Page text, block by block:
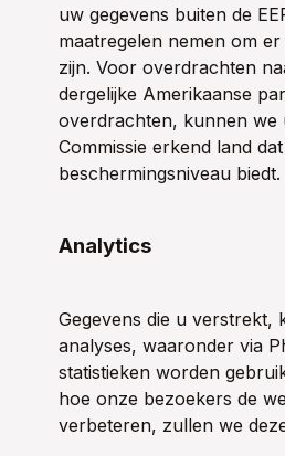
uw gegevens buiten de
maatregelen nemen om
zijn. Voor overdrachten
dergelijke Amerikaanse
overdrachten, kunnen we
Commissie erkend land
beschermingsniveau biedt.
Analytics
Gegevens die u verstrekt,
analyses, waaronder via
statistieken worden
hoe onze bezoekers de
verbeteren, zullen we